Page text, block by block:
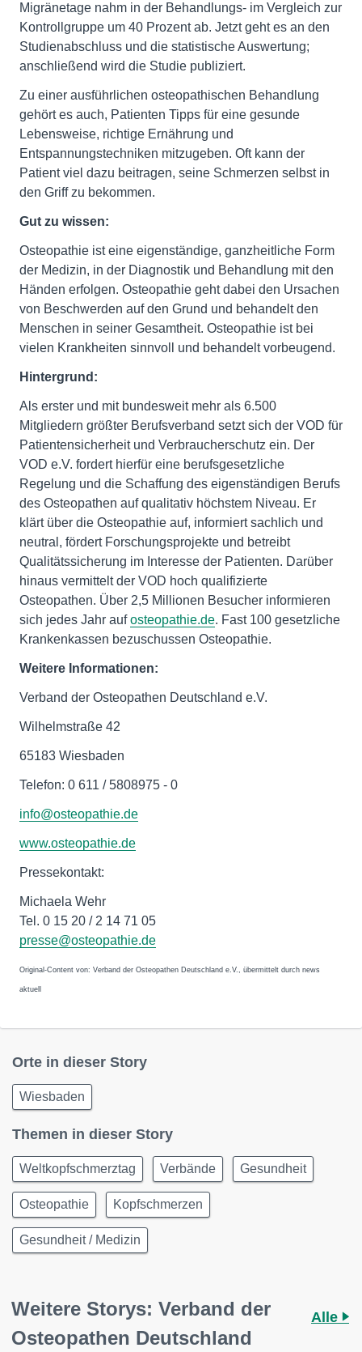
Migränetage nahm in der Behandlungs- im Vergleich zur
Kontrollgruppe um 40 Prozent ab. Jetzt geht es an den
Studienabschluss und die statistische Auswertung;
anschließend wird die Studie publiziert.
Zu einer ausführlichen osteopathischen Behandlung
gehört es auch, Patienten Tipps für eine gesunde
Lebensweise, richtige Ernährung und
Entspannungstechniken mitzugeben. Oft kann der
Patient viel dazu beitragen, seine Schmerzen selbst in
den Griff zu bekommen.
Gut zu wissen:
Osteopathie ist eine eigenständige, ganzheitliche Form
der Medizin, in der Diagnostik und Behandlung mit den
Händen erfolgen. Osteopathie geht dabei den Ursachen
von Beschwerden auf den Grund und behandelt den
Menschen in seiner Gesamtheit. Osteopathie ist bei
vielen Krankheiten sinnvoll und behandelt vorbeugend.
Hintergrund:
Als erster und mit bundesweit mehr als 6.500
Mitgliedern größter Berufsverband setzt sich der VOD für
Patientensicherheit und Verbraucherschutz ein. Der
VOD e.V. fordert hierfür eine berufsgesetzliche
Regelung und die Schaffung des eigenständigen Berufs
des Osteopathen auf qualitativ höchstem Niveau. Er
klärt über die Osteopathie auf, informiert sachlich und
neutral, fördert Forschungsprojekte und betreibt
Qualitätssicherung im Interesse der Patienten. Darüber
hinaus vermittelt der VOD hoch qualifizierte
Osteopathen. Über 2,5 Millionen Besucher informieren
sich jedes Jahr aufosteopathie.de. Fast 100 gesetzliche
Krankenkassen bezuschussen Osteopathie.
Weitere Informationen:
Verband der Osteopathen Deutschland e.V.
Wilhelmstraße 42
65183 Wiesbaden
Telefon: 0 611 / 5808975 - 0
info@osteopathie.de
www.osteopathie.de
Pressekontakt:
Michaela Wehr
Tel. 0 15 20 / 2 14 71 05
presse@osteopathie.de
Original-Content von: Verband der Osteopathen Deutschland e.V., übermittelt durch news
aktuell
Orte in dieser Story
Wiesbaden
Themen in dieser Story
Weltkopfschmerztag Verbände Gesundheit
Osteopathie Kopfschmerzen
Gesundheit / Medizin
Weitere Storys: Verband der
Osteopathen Deutschland
Alle